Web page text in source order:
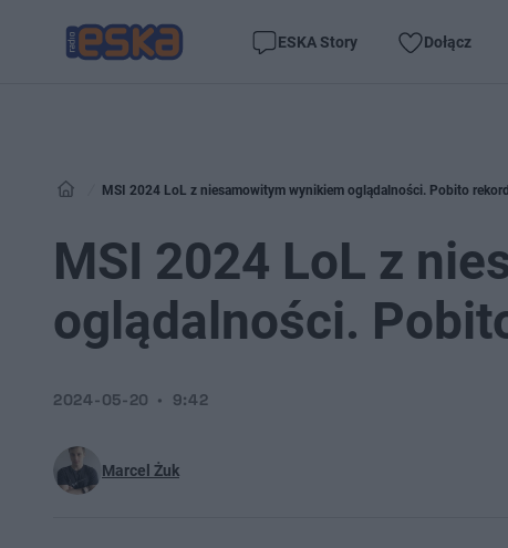
ESKA Story Dołącz
MSI 2024 LoL z niesamowitym wynikiem oglądalności. Pobito
MSI 2024 LoL z
oglądalności.
Marcel Żuk
2024-05-20 9:42